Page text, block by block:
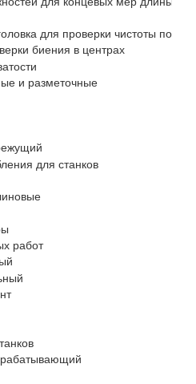
для проверки чистоты
биения в центрах
и разметочные
для станков
работ